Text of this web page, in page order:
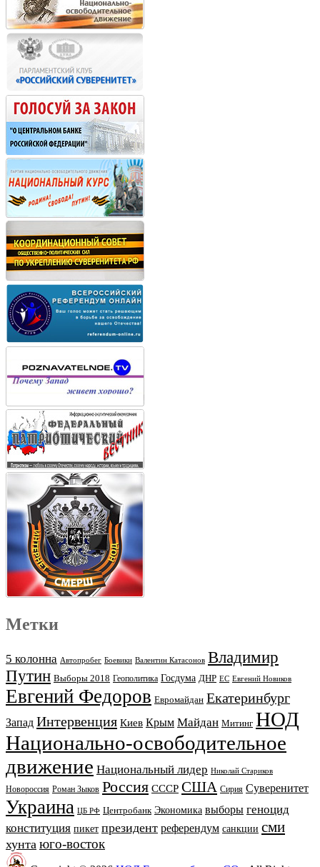
Метки
5 колонна Автопробег Боевики Валентин Катасонов Владимир
Путин Выборы 2018 Геополитика Госдума ДНР ЕС Евгений Новиков
Евгений Федоров Евромайдан Екатеринбург
Запад Интервенция Киев Крым Майдан Митинг НОД
Национально-освободительное
движение Национальный лидер Николай Стариков
Новороссия Роман Зыков Россия СССР США Сирия Суверенитет
Украина ЦБ РФ Центробанк Экономика выборы геноцид
конституция пикет президент референдум санкции сми
хунта юго-восток